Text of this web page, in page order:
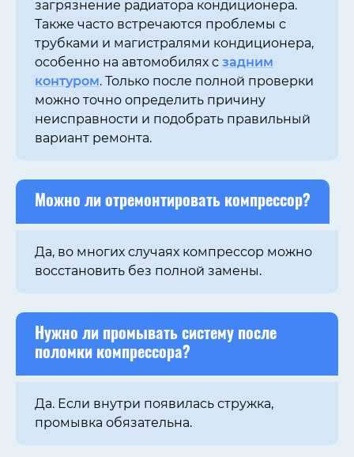
загрязнение радиатора кондиционера.
Также часто встречаются проблемы с
трубками и магистралями кондиционера,
особенно на автомобилях с задним
контуром. Только после полной проверки
можно точно определить причину
неисправности и подобрать правильный
вариант ремонта.
Можно ли отремонтировать компрессор?
Да, во многих случаях компрессор можно
восстановить без полной замены.
Нужно ли промывать систему после
поломки компрессора?
Да. Если внутри появилась стружка,
промывка обязательна.